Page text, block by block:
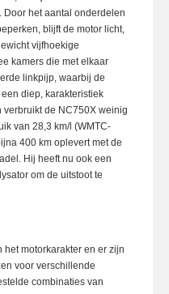
het aantal onderdelen
blijft de motor licht,
vijfhoekige
kamers die met elkaar
linkpijp, waarbij de
diep, karakteristiek
de NC750X weinig
van 28,3 km/l (WMTC-
400 km oplevert met de
Hij heeft nu ook een
om de uitstoot te
het motorkarakter en er zijn
voor verschillende
combinaties van